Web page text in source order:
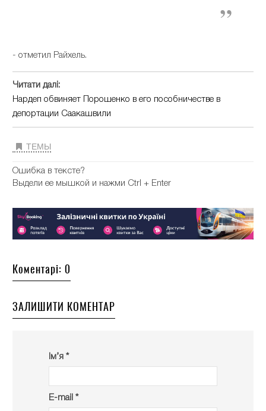
- отметил Райхель.
Читати далі:
Нардеп обвиняет Порошенко в его пособничестве в
депортации Саакашвили
ТЕМЫ
Ошибка в тексте?
Выдели ее мышкой и нажми Ctrl + Enter
Коментарі: 0
ЗАЛИШИТИ КОМЕНТАР
Ім’я *
E-mail *